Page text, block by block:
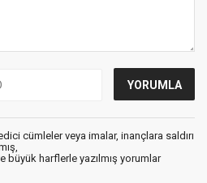
cümleler veya imalar, inançlara saldırı
büyük harflerle yazılmış yorumlar